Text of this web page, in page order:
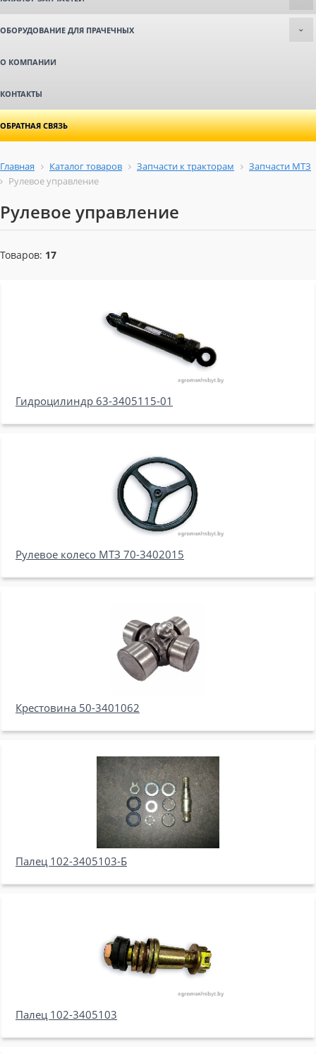
ОБОРУДОВАНИЕ ДЛЯ ПРАЧЕЧНЫХ
О КОМПАНИИ
КОНТАКТЫ
ОБРАТНАЯ СВЯЗЬ
Главная Каталог товаров Запчасти к тракторам
Запчасти МТЗ
Рулевое управление
Рулевое управление
Товаров: 17
Гидроцилиндр 63-3405115-01
Рулевое колесо МТЗ 70-3402015
Крестовина 50-3401062
Палец 102-3405103-Б
Палец 102-3405103